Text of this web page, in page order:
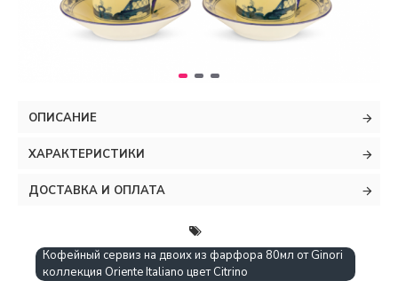
ОПИСАНИЕ
ХАРАКТЕРИСТИКИ
ДОСТАВКА И ОПЛАТА
Кофейный сервиз на двоих из фарфора 80мл от Ginori
коллекция Oriente Italiano цвет Citrino